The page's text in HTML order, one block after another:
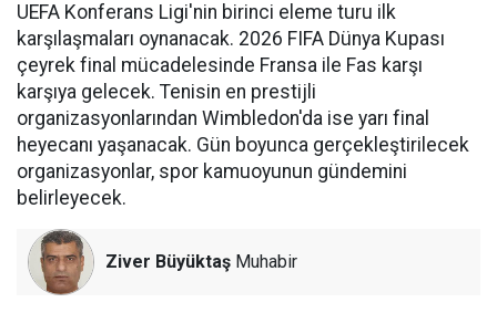
UEFA Konferans Ligi'nin birinci eleme turu ilk
karşılaşmaları oynanacak. 2026 FIFA Dünya Kupası
çeyrek final mücadelesinde Fransa ile Fas karşı
karşıya gelecek. Tenisin en prestijli
organizasyonlarından Wimbledon'da ise yarı final
heyecanı yaşanacak. Gün boyunca gerçekleştirilecek
organizasyonlar, spor kamuoyunun gündemini
belirleyecek.
Ziver Büyüktaş Muhabir